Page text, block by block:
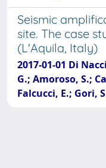
Seismic
site. The case
(L'Aquila, Italy)
2017-01-01 Di
G.; Amoroso, S.;
Falcucci, E.; Gori,